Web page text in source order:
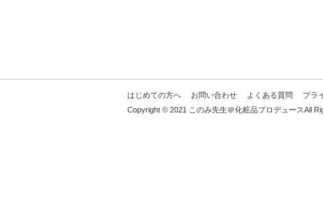
はじめての方へ お問い合わせ よくある質問 プラ
Copyright © 2021 このみ先生＠化粧品プロデュースAll